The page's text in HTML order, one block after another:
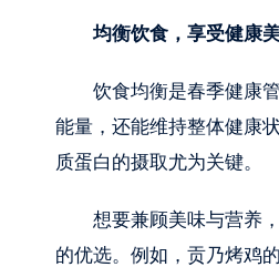
均衡饮食，享受健康
饮食均衡是春季健康
能量，还能维持整体健康
质蛋白的摄取尤为关键。
想要兼顾美味与营养
的优选。例如，贡乃烤鸡